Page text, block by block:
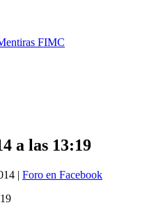
FIMC
a las 13:19
| Foro en Facebook